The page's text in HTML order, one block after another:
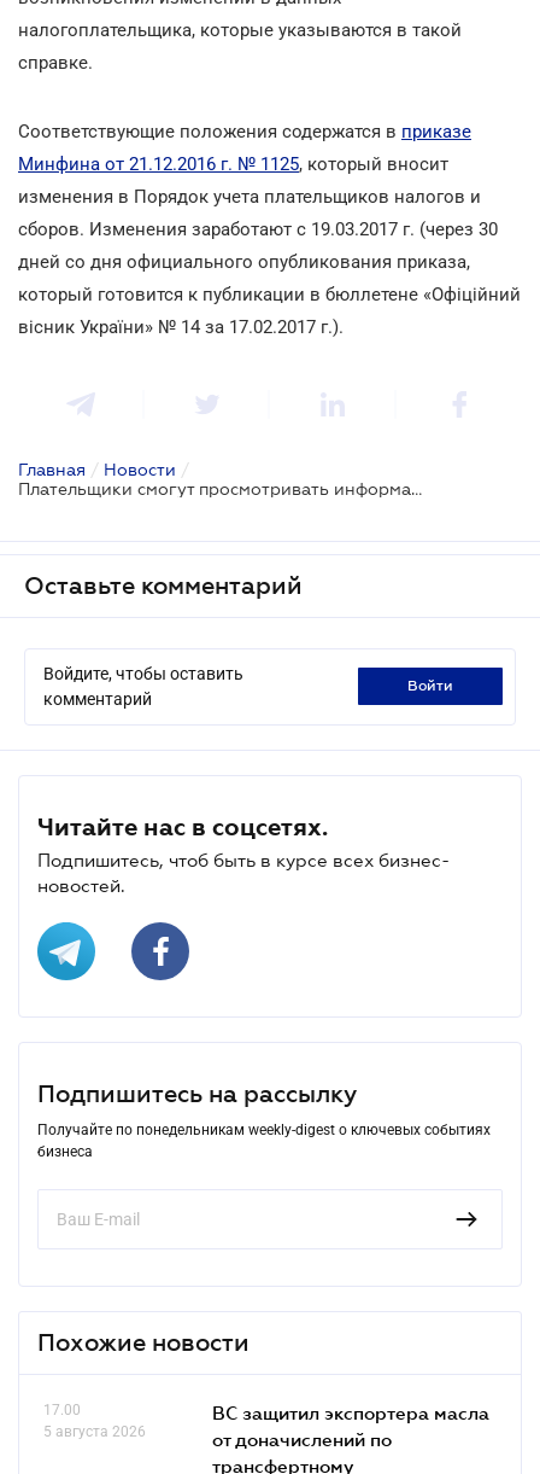
налогоплательщика, которые указываются в такой
справке.
Соответствующие положения содержатся в приказе
Минфина от 21.12.2016 г. № 1125, который вносит
изменения в Порядок учета плательщиков налогов и
сборов. Изменения заработают с 19.03.2017 г. (через 30
дней со дня официального опубликования приказа,
который готовится к публикации в бюллетене «Офіційний
вісник України» № 14 за 17.02.2017 г.).
Главная / Новости /
Плательщики смогут просмотривать информацию об объектах налогообложения
Оставьте комментарий
Войдите, чтобы оставить
комментарий
войти
Читайте нас в соцсетях.
Подпишитесь, чтоб быть в курсе всех бизнес-
новостей.
Подпишитесь на рассылку
Получайте по понедельникам weekly-digest о ключевых событиях
бизнеса
Похожие новости
17.00
5 августа 2026
ВС защитил экспортера масла
от доначислений по
трансфертному